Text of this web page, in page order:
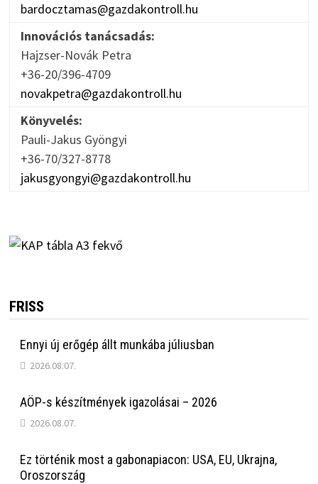
bardocztamas@gazdakontroll.hu
Innovációs tanácsadás:
Hajzser-Novák Petra
+36-20/396-4709
novakpetra@gazdakontroll.hu
Könyvelés:
Pauli-Jakus Gyöngyi
+36-70/327-8778
jakusgyongyi@gazdakontroll.hu
FRISS
Ennyi új erőgép állt munkába júliusban
2026.08.07.
AÖP-s készítmények igazolásai – 2026
2026.08.07.
Ez történik most a gabonapiacon: USA, EU, Ukrajna,
Oroszország